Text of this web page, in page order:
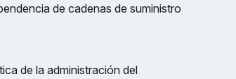
de cadenas de suministro
de la administración del